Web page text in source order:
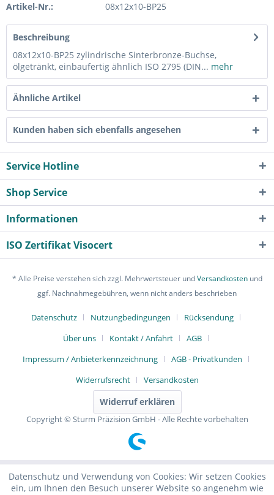
Artikel-Nr.: 08x12x10-BP25
Beschreibung
08x12x10-BP25 zylindrische Sinterbronze-Buchse,
ölgetränkt, einbaufertig ähnlich ISO 2795 (DIN... mehr
Ähnliche Artikel
Kunden haben sich ebenfalls angesehen
Service Hotline
Shop Service
Informationen
ISO Zertifikat Visocert
* Alle Preise verstehen sich zzgl. Mehrwertsteuer undVersandkostenund
ggf. Nachnahmegebühren, wenn nicht anders beschrieben
Datenschutz Nutzungbedingungen
Rücksendung
Über uns
Kontakt / Anfahrt
AGB
Impressum / Anbieterkennzeichnung
AGB - Privatkunden
Widerrufsrecht
Versandkosten
Widerruf erklären
Copyright © Sturm Präzision GmbH - Alle Rechte vorbehalten
Datenschutz und Verwendung von Cookies: Wir setzen Cookies
ein, um Ihnen den Besuch unserer Website so angenehm wie